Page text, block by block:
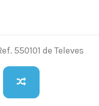
550101 de Televes